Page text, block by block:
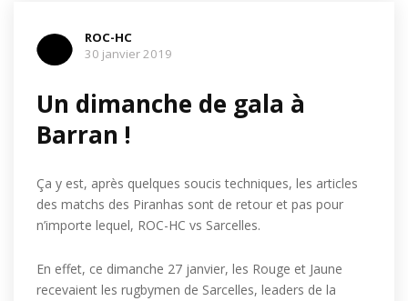
ROC-HC
30 janvier 2019
Un dimanche de gala à
Barran !
Ça y est, après quelques soucis techniques, les articles
des matchs des Piranhas sont de retour et pas pour
n’importe lequel, ROC-HC vs Sarcelles.
En effet, ce dimanche 27 janvier, les Rouge et Jaune
recevaient les rugbymen de Sarcelles, leaders de la